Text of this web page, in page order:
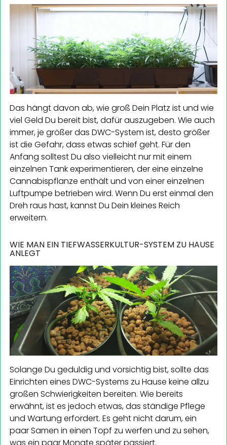
Das hängt davon ab, wie groß Dein Platz ist und wie
viel Geld Du bereit bist, dafür auszugeben. Wie auch
immer, je größer das DWC-System ist, desto größer
ist die Gefahr, dass etwas schief geht. Für den
Anfang solltest Du also vielleicht nur mit einem
einzelnen Tank experimentieren, der eine einzelne
Cannabispflanze enthält und von einer einzelnen
Luftpumpe betrieben wird. Wenn Du erst einmal den
Dreh raus hast, kannst Du Dein kleines Reich
erweitern.
WIE MAN EIN TIEFWASSERKULTUR-SYSTEM ZU HAUSE
ANLEGT
Solange Du geduldig und vorsichtig bist, sollte das
Einrichten eines DWC-Systems zu Hause keine allzu
großen Schwierigkeiten bereiten. Wie bereits
erwähnt, ist es jedoch etwas, das ständige Pflege
und Wartung erfordert. Es geht nicht darum, ein
paar Samen in einen Topf zu werfen und zu sehen,